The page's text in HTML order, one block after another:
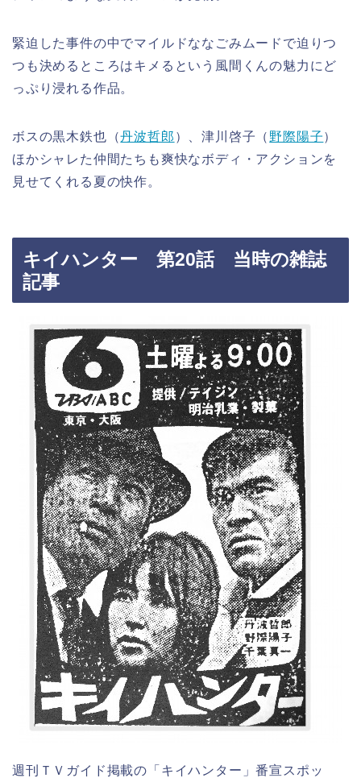
緊迫した事件の中でマイルドななごみムードで迫りつ
つも決めるところはキメるという風間くんの魅力にど
っぷり浸れる作品。
ボスの黒木鉄也（丹波哲郎 ）、津川啓子（ 野際陽子）
ほかシャレた仲間たちも爽快なボディ・アクションを
見せてくれる夏の快作。
キイハンター 第20話 当時の雑誌
記事
週刊ＴＶガイド掲載の「キイハンター」番宣スポッ